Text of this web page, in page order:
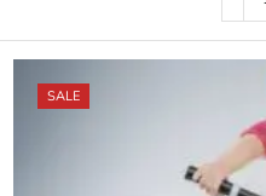
SALE